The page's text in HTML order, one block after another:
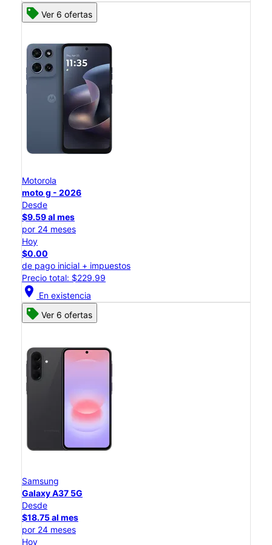
Ver 6 ofertas
Motorola
moto g - 2026
Desde
$9.59 al mes
por 24 meses
Hoy
$0.00
de pago inicial + impuestos
Precio total: $229.99
location_on En existencia
Ver 6 ofertas
Samsung
Galaxy A37 5G
Desde
$18.75 al mes
por 24 meses
Hoy